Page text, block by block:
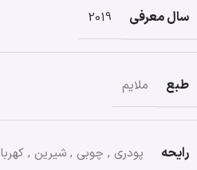
سال معرفی 2019
طبع ملایم
رایحه پودری , چوبی , شیرین , کهربا